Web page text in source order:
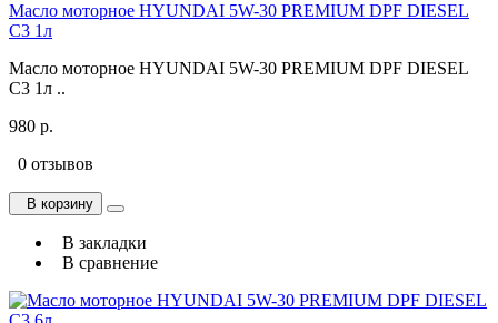
Масло моторное HYUNDAI 5W-30 PREMIUM DPF DIESEL
C3 1л
Масло моторное HYUNDAI 5W-30 PREMIUM DPF DIESEL
C3 1л ..
980 р.
0 отзывов
В корзину
В закладки
В сравнение